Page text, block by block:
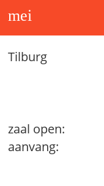
mei
Tilburg
zaal open:
aanvang: